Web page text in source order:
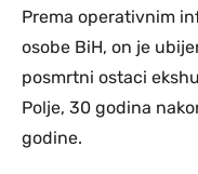
Prema operativnim
osobe BiH, on je
posmrtni ostaci
Polje, 30 godina
godine.